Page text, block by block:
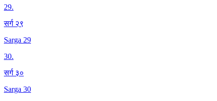
29.
सर्ग २९
Sarga 29
30.
सर्ग ३०
Sarga 30